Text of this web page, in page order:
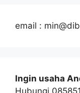
email :
Ingin usaha
Hubungi